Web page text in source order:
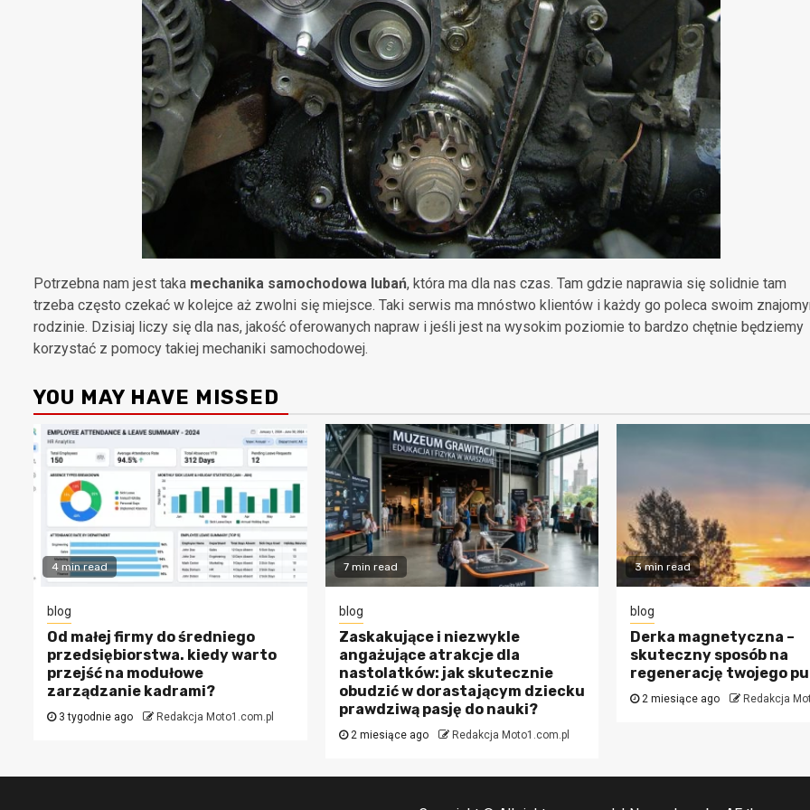
Potrzebna nam jest taka mechanika samochodowa lubań, która ma dla nas czas. Tam gdzie naprawia się solidnie tam
trzeba często czekać w kolejce aż zwolni się miejsce. Taki serwis ma mnóstwo klientów i każdy go poleca swoim
rodzinie. Dzisiaj liczy się dla nas, jakość oferowanych napraw i jeśli jest na wysokim poziomie to bardzo chętnie będziemy
korzystać z pomocy takiej mechaniki samochodowej.
YOU MAY HAVE MISSED
4 min read
blog
Od małej firmy do średniego
przedsiębiorstwa. kiedy warto
przejść na modułowe
zarządzanie kadrami?
3 tygodnie ago Redakcja Moto1.com.pl
7 min read
blog
Zaskakujące i niezwykle
angażujące atrakcje dla
nastolatków: jak skutecznie
obudzić w dorastającym dziecku
prawdziwą pasję do nauki?
2 miesiące ago Redakcja Moto1.com.pl
3 min read
blog
Derka magnetyczna –
skuteczny sposób na
regenerację twojego
2 miesiące ago Redakcja